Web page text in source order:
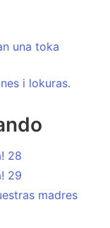
una toka
i lokuras.
28
29
madres